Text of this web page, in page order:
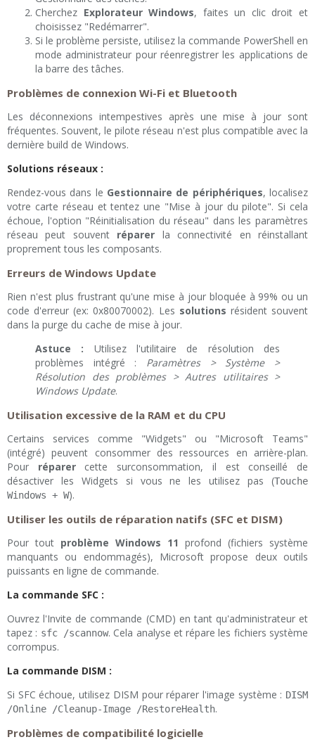
Cherchez Explorateur Windows, faites un clic droit et
choisissez "Redémarrer".
Si le problème persiste, utilisez la commande PowerShell en
mode administrateur pour réenregistrer les applications de
la barre des tâches.
Problèmes de connexion Wi-Fi et Bluetooth
Les déconnexions intempestives après une mise à jour sont
fréquentes. Souvent, le pilote réseau n'est plus compatible avec la
dernière build de Windows.
Solutions réseaux :
Rendez-vous dans le Gestionnaire de périphériques, localisez
votre carte réseau et tentez une "Mise à jour du pilote". Si cela
échoue, l'option "Réinitialisation du réseau" dans les paramètres
réseau peut souvent réparer la connectivité en réinstallant
proprement tous les composants.
Erreurs de Windows Update
Rien n'est plus frustrant qu'une mise à jour bloquée à 99% ou un
code d'erreur (ex: 0x80070002). Les solutions résident souvent
dans la purge du cache de mise à jour.
Astuce : Utilisez l'utilitaire de résolution des
problèmes intégré : Paramètres > Système >
Résolution des problèmes > Autres utilitaires >
Windows Update.
Utilisation excessive de la RAM et du CPU
Certains services comme "Widgets" ou "Microsoft Teams"
(intégré) peuvent consommer des ressources en arrière-plan.
Pour réparercette surconsommation, il est conseillé de
désactiver les Widgets si vous ne les utilisez pas (Touche
Windows + W).
Utiliser les outils de réparation natifs (SFC et DISM)
Pour tout problème Windows 11 profond (fichiers système
manquants ou endommagés), Microsoft propose deux outils
puissants en ligne de commande.
La commande SFC :
Ouvrez l'Invite de commande (CMD) en tant qu'administrateur et
tapez : sfc /scannow. Cela analyse et répare les fichiers système
corrompus.
La commande DISM :
Si SFC échoue, utilisez DISM pour réparer l'image système : DISM
/Online /Cleanup-Image /RestoreHealth.
Problèmes de compatibilité logicielle